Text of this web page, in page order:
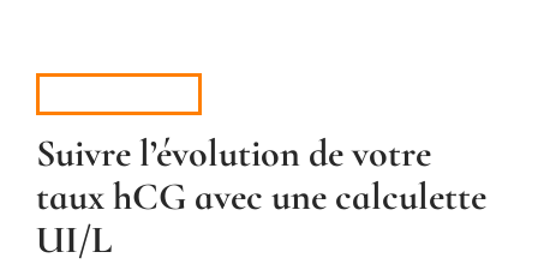
Suivre l’évolution de votre
taux hCG avec une calculette
UI/L